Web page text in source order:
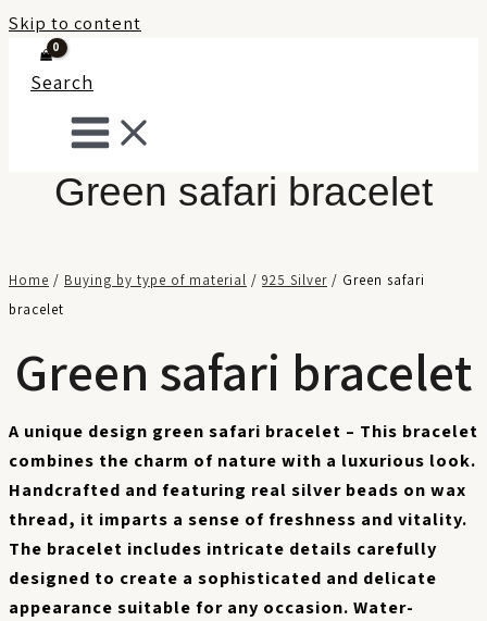
Skip to content
Search
Green safari bracelet
Home / Buying by type of material / 925 Silver / Green safari
bracelet
Green safari bracelet
A unique design green safari bracelet – This bracelet
combines the charm of nature with a luxurious look.
Handcrafted and featuring real silver beads on wax
thread, it imparts a sense of freshness and vitality.
The bracelet includes intricate details carefully
designed to create a sophisticated and delicate
appearance suitable for any occasion. Water-